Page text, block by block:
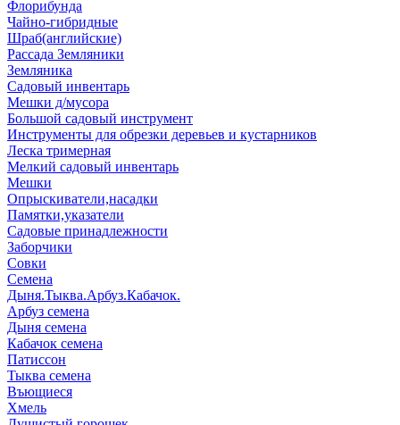
Флорибунда
Чайно-гибридные
Шраб(английские)
Рассада Земляники
Земляника
Садовый инвентарь
Мешки д/мусора
Большой садовый инструмент
Инструменты для обрезки деревьев и кустарников
Леска тримерная
Мелкий садовый инвентарь
Мешки
Опрыскиватели,насадки
Памятки,указатели
Садовые принадлежности
Заборчики
Совки
Семена
Дыня.Тыква.Арбуз.Кабачок.
Арбуз семена
Дыня семена
Кабачок семена
Патиссон
Тыква семена
Въющиеся
Хмель